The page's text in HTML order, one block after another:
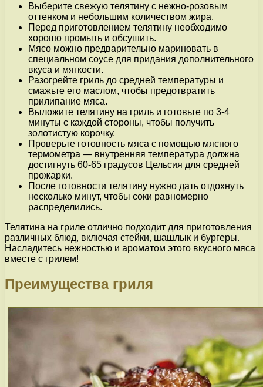
Выберите свежую телятину с нежно-розовым
оттенком и небольшим количеством жира.
Перед приготовлением телятину необходимо
хорошо промыть и обсушить.
Мясо можно предварительно мариновать в
специальном соусе для придания дополнительного
вкуса и мягкости.
Разогрейте гриль до средней температуры и
смажьте его маслом, чтобы предотвратить
прилипание мяса.
Выложите телятину на гриль и готовьте по 3-4
минуты с каждой стороны, чтобы получить
золотистую корочку.
Проверьте готовность мяса с помощью мясного
термометра — внутренняя температура должна
достигнуть 60-65 градусов Цельсия для средней
прожарки.
После готовности телятину нужно дать отдохнуть
несколько минут, чтобы соки равномерно
распределились.
Телятина на гриле отлично подходит для приготовления
различных блюд, включая стейки, шашлык и бургеры.
Насладитесь нежностью и ароматом этого вкусного мяса
вместе с грилем!
Преимущества гриля